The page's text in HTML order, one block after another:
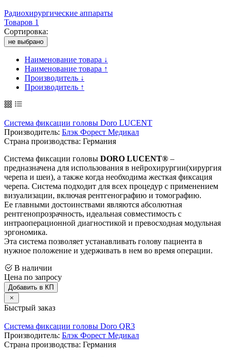
Радиохирургические аппараты
Товаров 1
Сортировка:
не выбрано
Наименование товара ↓
Наименование товара ↑
Производитель ↓
Производитель ↑
Система фиксации головы Doro LUCENT
Производитель: Блэк Форест Медикал
Страна производства: Германия
Система фиксации головы DORO LUCENT® –
предназначена для использования в нейрохирургии(хирургия
черепа и шеи), а также когда необходима жесткая фиксация
черепа. Система подходит для всех процедур с применением
визуализации, включая рентгенографию и томографию.
Ее главными достоинствами являются абсолютная
рентгенопрозрачность, идеальная совместимость с
интраоперационной диагностикой и превосходная модульная
эргономика.
Эта система позволяет устанавливать голову пациента в
нужное положение и удерживать в нем во время операции.
В наличии
Цена по запросу
Добавить в КП
Быстрый заказ
Система фиксации головы Doro QR3
Производитель: Блэк Форест Медикал
Страна производства: Германия